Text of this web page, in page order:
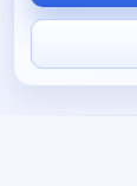
"Летящий